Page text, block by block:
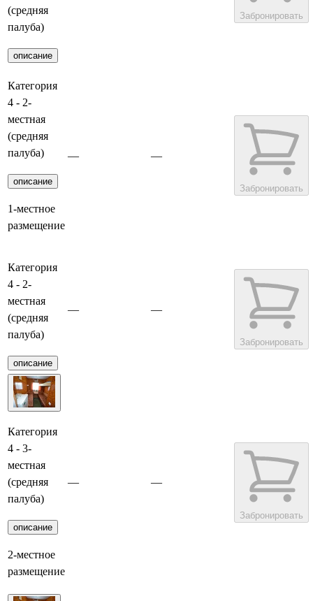
(средняя
палуба)
описание
Забронировать
Категория
4 - 2-
местная
(средняя
палуба)
описание
1-местное
размещение
— —
Забронировать
Категория
4 - 2-
местная
(средняя
палуба)
описание
— —
Забронировать
Категория
4 - 3-
местная
(средняя
палуба)
описание
2-местное
размещение
— —
Забронировать